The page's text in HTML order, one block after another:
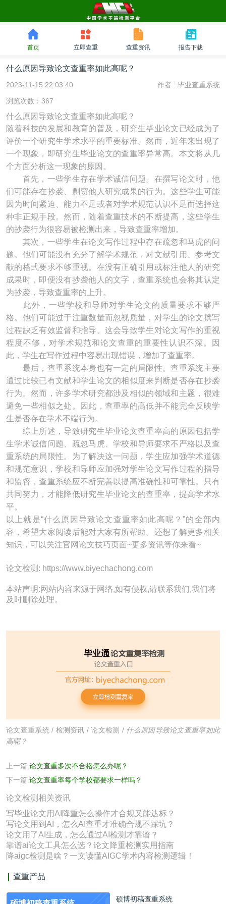
首页 立即查重 查重资讯 报告下载
什么原因导致论文查重率如此高呢？
2023-11-15 22:03:40 作者 : 毕业查重系统
浏览次数：367
什么原因导致论文查重率如此高呢？
随着科技的发展和教育的普及，研究生毕业论文已经成为了
评价一个研究生学术水平的重要标准。然而，近年来出现了
一个现象，即研究生毕业论文的查重率异常高。本文将从几
个方面分析这一现象的原因。
首先，一些学生存在学术诚信问题。在撰写论文时，他
们可能存在抄袭、剽窃他人研究成果的行为。这些学生可能
因为时间紧迫、能力不足或者对学术规范认识不足而选择这
种非正规手段。然而，随着查重技术的不断提高，这些学生
的抄袭行为很容易被检测出来，导致查重率增加。
其次，一些学生在论文写作过程中存在疏忽和马虎的问
题。他们可能没有充分了解学术规范，对文献引用、参考文
献的格式要求不够重视。在没有正确引用或标注他人的研究
成果时，即便没有抄袭他人的文字，查重系统也会将其认定
为抄袭，导致查重率的上升。
此外，一些学校和导师对学生论文的质量要求不够严
格。他们可能过于注重数量而忽视质量，对学生的论文撰写
过程缺乏有效监督和指导。这会导致学生对论文写作的重视
程度不够，对学术规范和论文查重的重要性认识不深。因
此，学生在写作过程中容易出现错误，增加了查重率。
最后，查重系统本身也有一定的局限性。查重系统主要
通过比较已有文献和学生论文的相似度来判断是否存在抄袭
行为。然而，许多学术研究都涉及相似的领域和主题，很难
避免一些相似之处。因此，查重率的高低并不能完全反映学
生是否存在学术不端行为。
综上所述，导致研究生毕业论文查重率高的原因包括学
生学术诚信问题、疏忽马虎、学校和导师要求不严格以及查
重系统的局限性。为了解决这一问题，学生应加强学术道德
和规范意识，学校和导师应加强对学生论文写作过程的指导
和监督，查重系统应不断完善以提高准确性和可靠性。只有
共同努力，才能降低研究生毕业论文的查重率，提高学术水
平。
以上就是“什么原因导致论文查重率如此高呢？”的全部内
容，希望大家阅读后能对大家有所帮助。还想了解更多相关
知识，可以关注官网论文技巧页面~更多资讯等你来看~
论文检测: https://www.biyechachong.com
本站声明:网站内容来源于网络,如有侵权,请联系我们,我们将
及时删除处理。
论文查重系统/ 检测资讯 /论文检测 / 什么原因导致论文查重率如此
高呢？
上一篇:论文查重多次不合格怎么办呢？
下一篇:论文查重率每个学校都要求一样吗？
论文检测相关资讯
写毕业论文用AI降重怎么操作才合规又能达标？
写论文用到AI，怎么AI查重才准确合规不踩坑？
论文用了AI生成，怎么通过AI检测才靠谱？
靠谱ai论文工具怎么选？论文降重检测实用指南
降aigc检测是啥？一文读懂AIGC学术内容检测逻辑！
查重产品
硕博初稿查重系统